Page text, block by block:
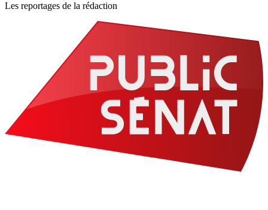
Les reportages de la rédaction